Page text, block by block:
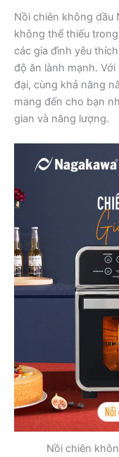
Nồi chiên không dầu
không thể thiếu
các gia đình yêu
độ ăn lành mạnh.
đại, cùng khả năng
mang đến cho bạn
gian và năng lượng.
Nồi chiên